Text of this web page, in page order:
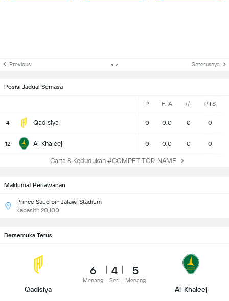
Previous Seterusnya
Posisi Jadual Semasa
P F: A +/- PTS
4 Qadisiya 0 0:0 0 0
12 Al-Khaleej 0 0:0 0 0
Carta & Kedudukan #COMPETITOR_NAME
Maklumat Perlawanan
Prince Saud bin Jalawi Stadium
Kapasiti: 20,100
Bersemuka Terus
Qadisiya
6
Menang
4
Seri
5
Menang
Al-Khaleej